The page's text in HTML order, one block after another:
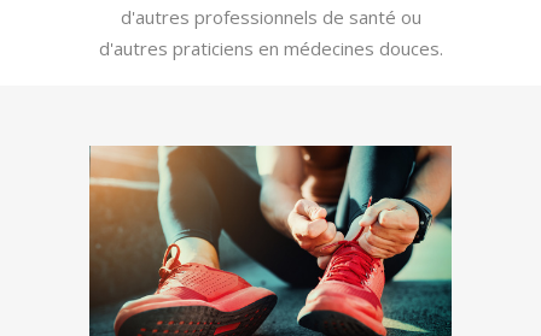
d'autres professionnels de santé ou
d'autres praticiens en médecines douces.